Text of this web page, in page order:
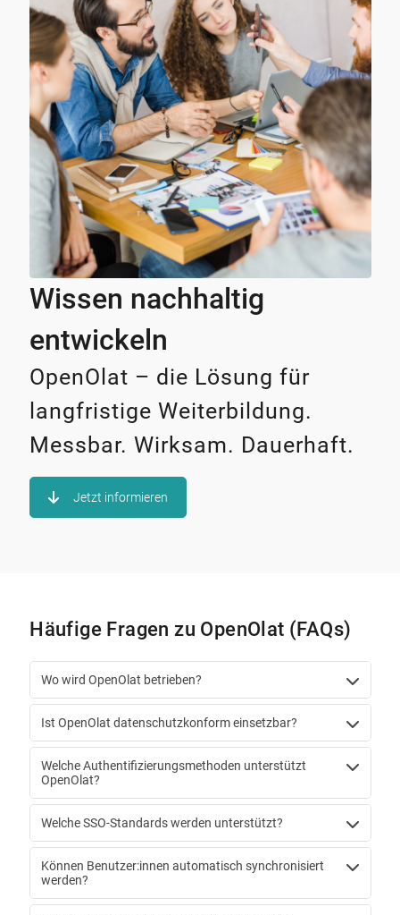
Wissen nachhaltig
entwickeln
OpenOlat – die Lösung für
langfristige Weiterbildung.
Messbar. Wirksam. Dauerhaft.
Jetzt informieren
Häufige Fragen zu OpenOlat (FAQs)
Wo wird OpenOlat betrieben?
Ist OpenOlat datenschutzkonform einsetzbar?
Welche Authentifizierungsmethoden unterstützt
OpenOlat?
Welche SSO-Standards werden unterstützt?
Können Benutzer:innen automatisch synchronisiert
werden?